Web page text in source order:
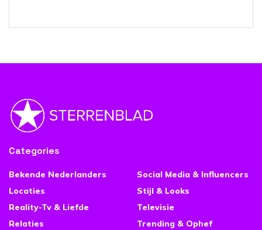
Categories
Bekende Nederlanders
Locaties
Reality-Tv & Liefde
Relaties
Social Media & Influencers
Stijl & Looks
Televisie
Trending & Ophef